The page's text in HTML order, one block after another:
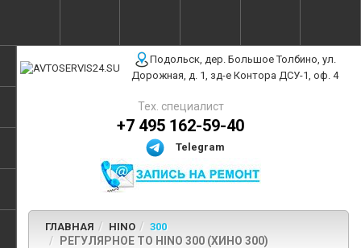
Подольск, дер. Большое Толбино, ул.
Дорожная, д. 1, зд-е Контора ДСУ-1, оф. 4
Тех. специалист
+7 495 162-59-40
Telegram
ГЛАВНАЯ HINO 300
РЕГУЛЯРНОЕ ТО HINO 300 (ХИНО 300)